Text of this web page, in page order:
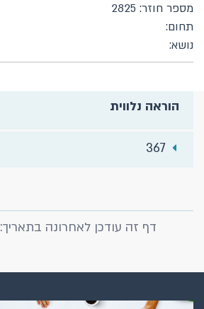
מספר חוזר: 2825
תחום:
נושא:
הוראה נלווית
367
דף זה עודכן לאחרונה בתאריך: 17/07/2025